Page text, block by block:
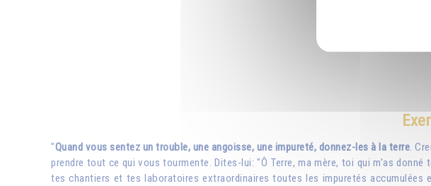
"Quand vous sentez un trouble, une angoisse, une impureté, donnez-les à la terre.
prendre tout ce qui vous tourmente. Dites-lui: "Ô Terre, ma mère, toi qui m'as
tes chantiers et tes laboratoires extraordinaires toutes les impuretés accumulées